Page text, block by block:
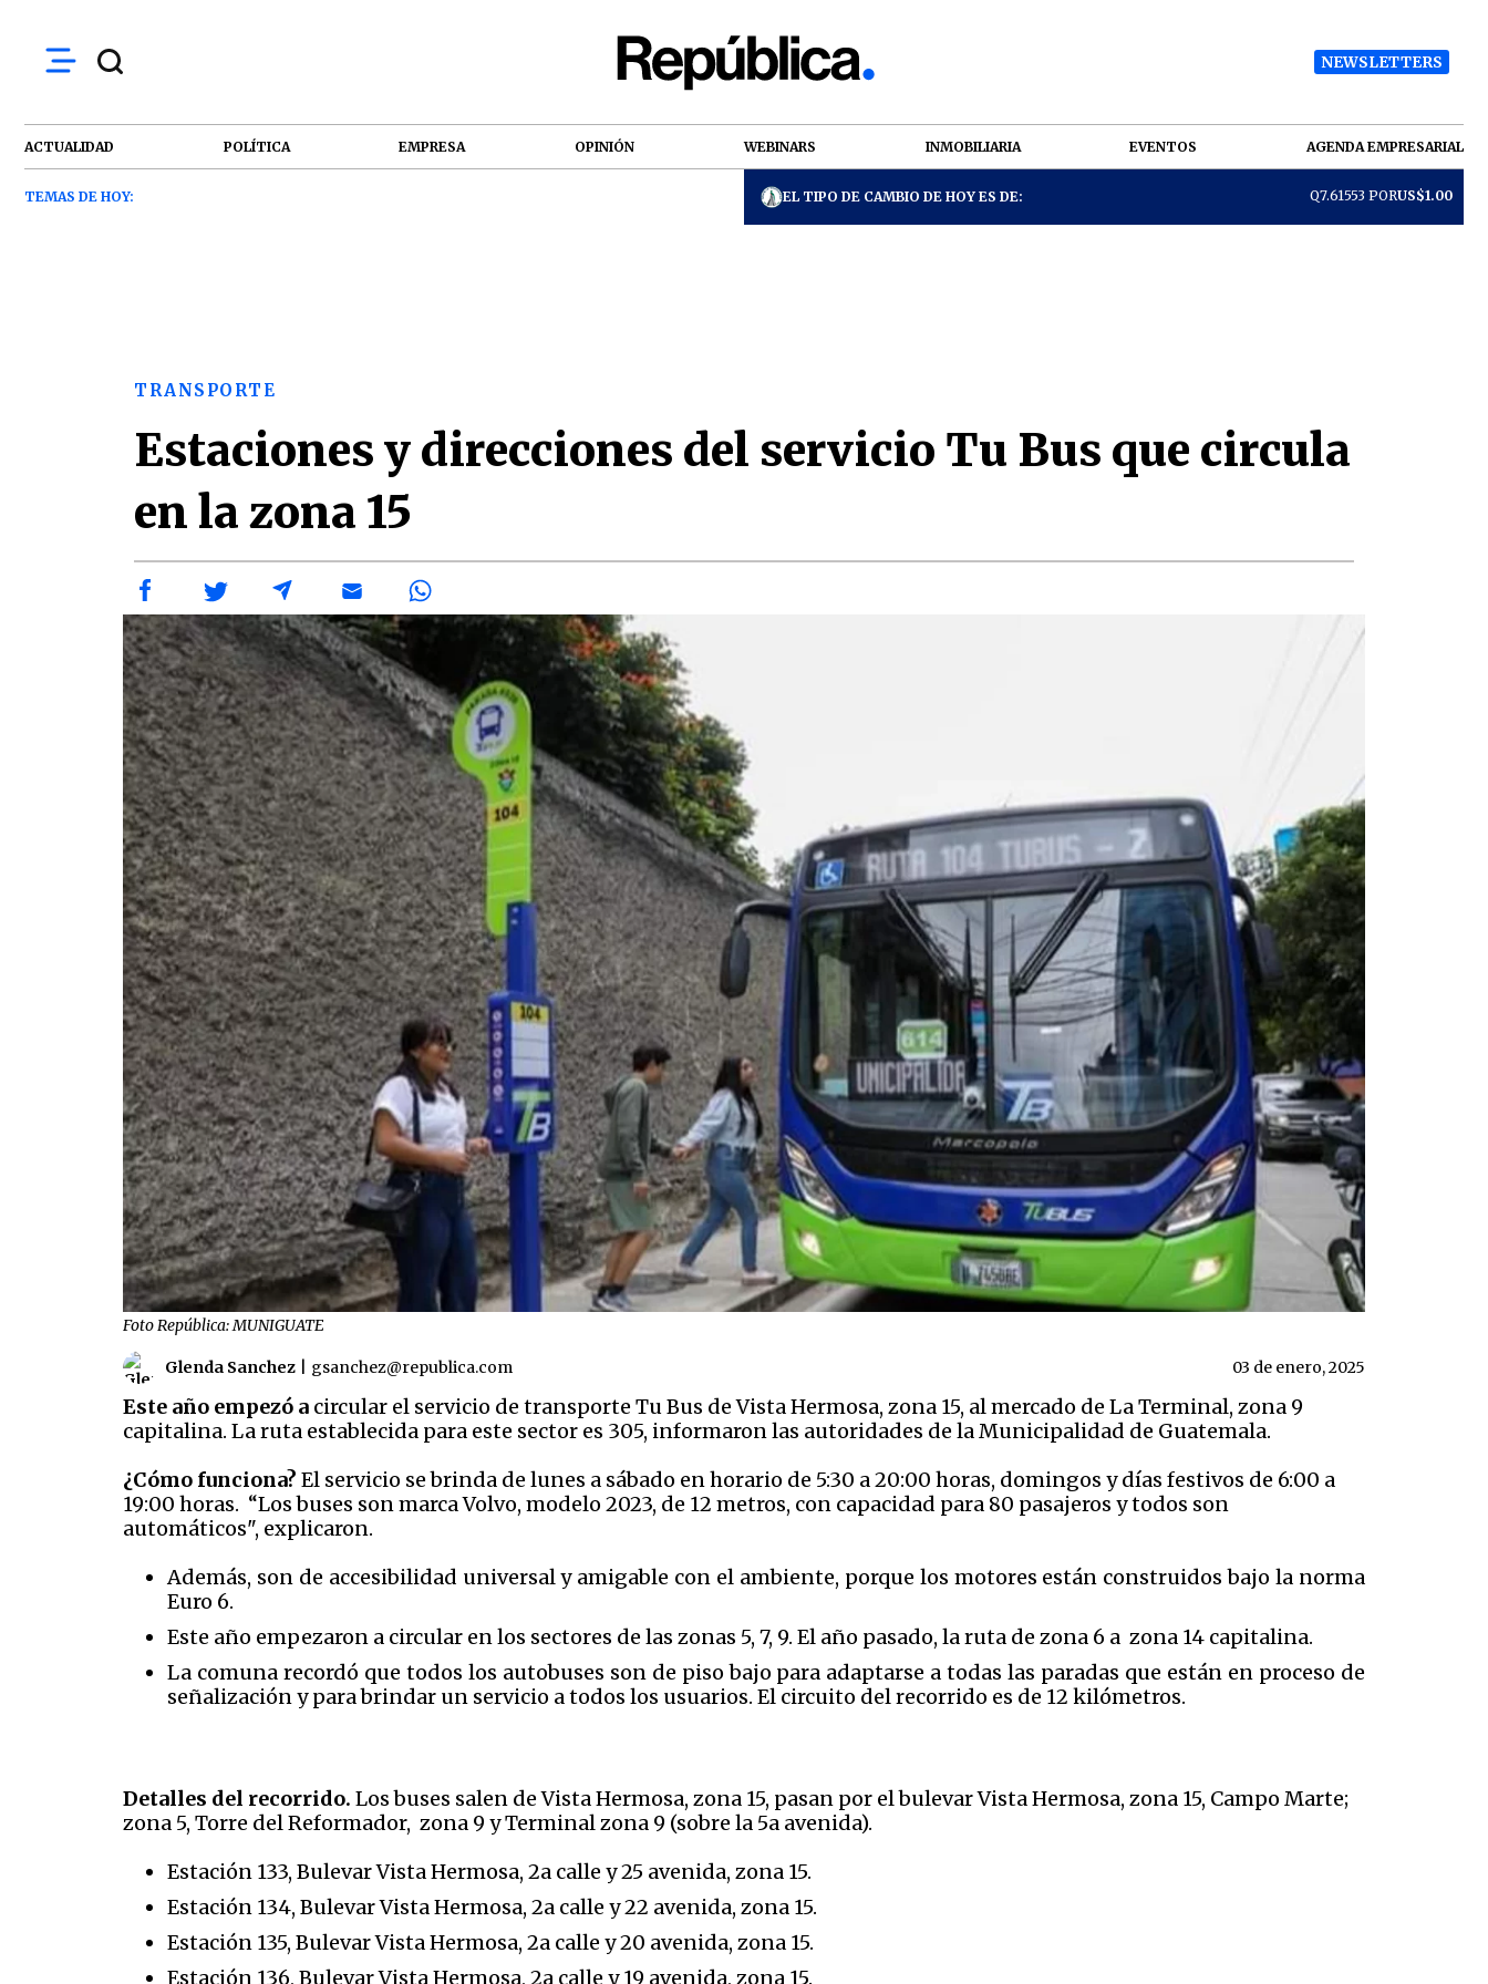
NEWSLETTERS
ACTUALIDAD POLÍTICA EMPRESA OPINIÓN WEBINARS INMOBILIARIA EVENTOS AGENDA EMPRESARIAL
TEMAS DE HOY: EL TIPO DE CAMBIO DE HOY ES DE: Q7.61553 PORUS$1.00
TRANSPORTE
Estaciones y direcciones del servicio Tu Bus que circula
en la zona 15
Foto República: MUNIGUATE
Glenda Sanchez gsanchez@republica.com 03 de enero, 2025
Este año empezó a circular el servicio de transporte Tu Bus de Vista Hermosa, zona 15, al mercado de La Terminal, zona 9
capitalina. La ruta establecida para este sector es 305, informaron las autoridades de la Municipalidad de Guatemala.
¿Cómo funciona? El servicio se brinda de lunes a sábado en horario de 5:30 a 20:00 horas, domingos y días festivos de 6:00 a
19:00 horas. “Los buses son marca Volvo, modelo 2023, de 12 metros, con capacidad para 80 pasajeros y todos son
automáticos", explicaron.
Además, son de accesibilidad universal y amigable con el ambiente, porque los motores están construidos bajo la norma
Euro 6.
Este año empezaron a circular en los sectores de las zonas 5, 7, 9. El año pasado, la ruta de zona 6 a zona 14 capitalina.
La comuna recordó que todos los autobuses son de piso bajo para adaptarse a todas las paradas que están en proceso de
señalización y para brindar un servicio a todos los usuarios. El circuito del recorrido es de 12 kilómetros.
Detalles del recorrido. Los buses salen de Vista Hermosa, zona 15, pasan por el bulevar Vista Hermosa, zona 15, Campo Marte;
zona 5, Torre del Reformador, zona 9 y Terminal zona 9 (sobre la 5a avenida).
Estación 133, Bulevar Vista Hermosa, 2a calle y 25 avenida, zona 15.
Estación 134, Bulevar Vista Hermosa, 2a calle y 22 avenida, zona 15.
Estación 135, Bulevar Vista Hermosa, 2a calle y 20 avenida, zona 15.
Estación 136, Bulevar Vista Hermosa, 2a calle y 19 avenida, zona 15.